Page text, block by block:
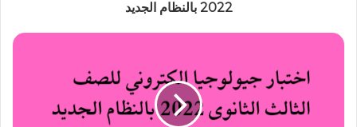
2022 بالنظام الجديد